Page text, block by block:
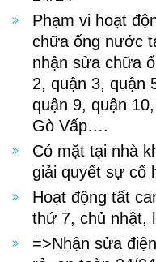
Phạm vi hoạt
chữa ống nước
nhận sửa chữa
2, quận 3, quận
quận 9, quận
Gò Vấp….
Có mặt tại nhà
giải quyết sự cố
Hoạt động tất
thứ 7, chủ
=>Nhận sửa